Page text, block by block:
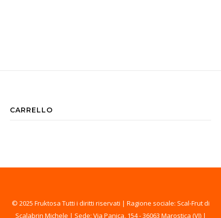
CARRELLO
© 2025 Fruktosa Tutti i diritti riservati | Ragione sociale: Scal-Frut di
Scalabrin Michele | Sede: Via Panica, 154 - 36063 Marostica (VI) |